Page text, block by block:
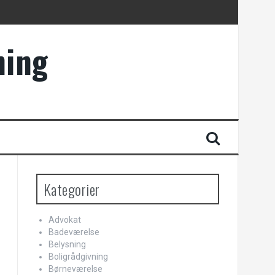
Kategorier
Advokat
Badeværelse
Belysning
Boligrådgivning
Børneværelse